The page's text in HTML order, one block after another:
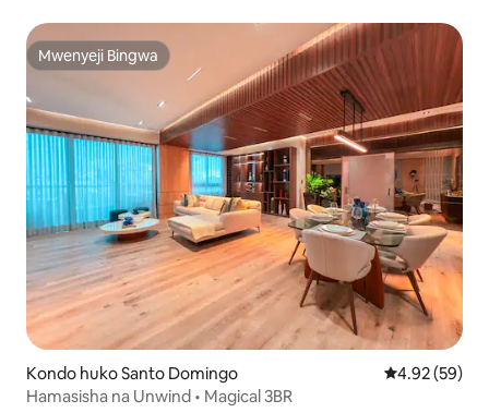
Mwenyeji Bingwa
Mwenyeji Bingwa
Kondo huko Santo Domingo Ukadiriaji wa
4.92 (59)
Hamasisha na Unwind • Magical 3BR